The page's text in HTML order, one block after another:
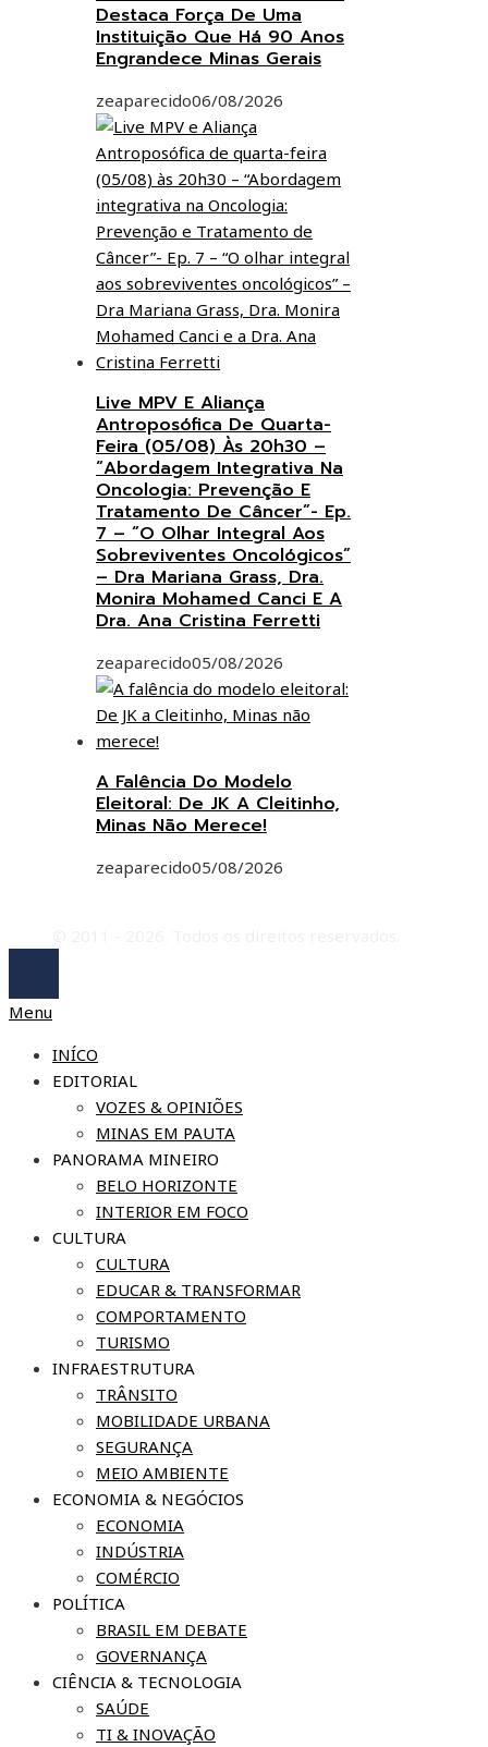
Destaca Força De Uma
Instituição Que Há 90 Anos
Engrandece Minas Gerais
zeaparecido06/08/2026
Live MPV E Aliança
Antroposófica De Quarta-
Feira (05/08) Às 20h30 –
“Abordagem Integrativa Na
Oncologia: Prevenção E
Tratamento De Câncer”- Ep.
7 – “O Olhar Integral Aos
Sobreviventes Oncológicos”
– Dra Mariana Grass, Dra.
Monira Mohamed Canci E A
Dra. Ana Cristina Ferretti
zeaparecido05/08/2026
A Falência Do Modelo
Eleitoral: De JK A Cleitinho,
Minas Não Merece!
zeaparecido05/08/2026
Menu
INÍCO
EDITORIAL
VOZES & OPINIÕES
MINAS EM PAUTA
PANORAMA MINEIRO
BELO HORIZONTE
INTERIOR EM FOCO
CULTURA
CULTURA
EDUCAR & TRANSFORMAR
COMPORTAMENTO
TURISMO
INFRAESTRUTURA
TRÂNSITO
MOBILIDADE URBANA
SEGURANÇA
MEIO AMBIENTE
ECONOMIA & NEGÓCIOS
ECONOMIA
INDÚSTRIA
COMÉRCIO
POLÍTICA
BRASIL EM DEBATE
GOVERNANÇA
CIÊNCIA & TECNOLOGIA
SAÚDE
TI & INOVAÇÃO